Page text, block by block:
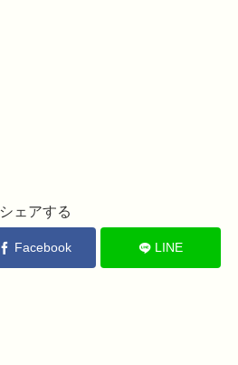
シェアする
Facebook LINE